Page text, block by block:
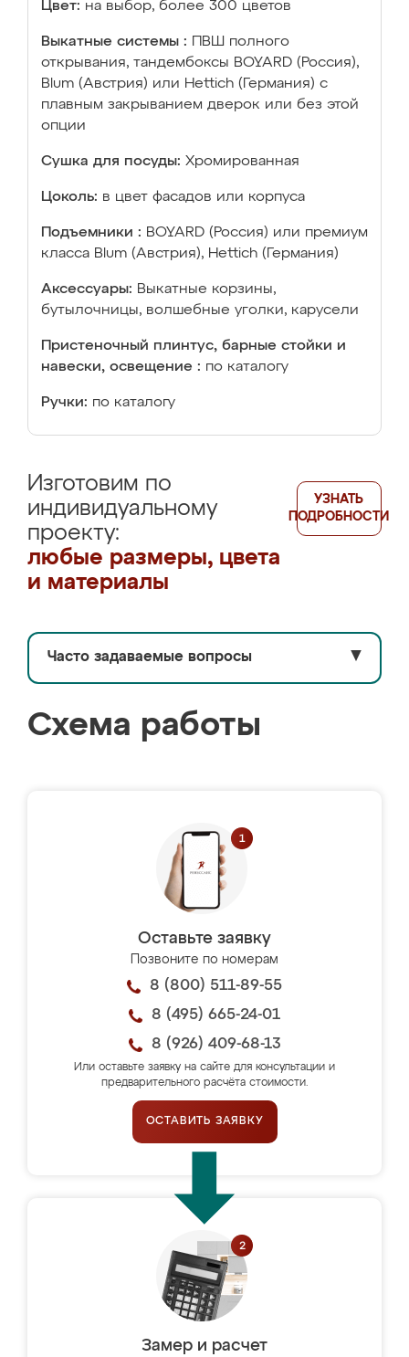
Цвет: на выбор, более 300 цветов
Выкатные системы :
ПВШ полного
открывания, тандембоксы BOYARD (Россия),
Blum (Австрия) или Hettich (Германия) с
плавным закрыванием дверок или без этой
опции
Сушка для посуды: Хромированная
Цоколь: в цвет фасадов или корпуса
Подъемники : BOYARD (Россия) или премиум
класса Blum (Австрия), Hettich (Германия)
Аксессуары: Выкатные корзины,
бутылочницы, волшебные уголки, карусели
Пристеночный плинтус, барные стойки и
навески, освещение : по каталогу
Ручки: по каталогу
Изготовим по
индивидуальному
проекту:
любые размеры, цвета
и материалы
УЗНАТЬ
ПОДРОБНОСТИ
Часто задаваемые вопросы ▼
Схема работы
Оставьте заявку
Позвоните по номерам
8 (800) 511-89-55
8 (495) 665-24-01
8 (926) 409-68-13
Или оставьте заявку на сайте для консультации и
предварительного расчёта стоимости.
ОСТАВИТЬ ЗАЯВКУ
Замер и расчет